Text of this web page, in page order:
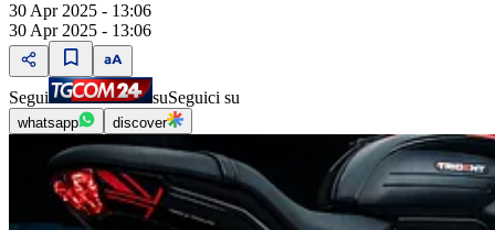
30 Apr 2025 - 13:06
30 Apr 2025 - 13:06
Segui suSeguici su
whatsapp discover